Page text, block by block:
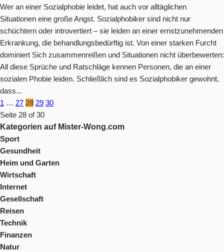
Wer an einer Sozialphobie leidet, hat auch vor alltäglichen
Situationen eine große Angst. Sozialphobiker sind nicht nur
schüchtern oder introvertiert – sie leiden an einer ernstzunehmenden
Erkrankung, die behandlungsbedürftig ist. Von einer starken Furcht
dominiert Sich zusammenreißen und Situationen nicht überbewerten:
All diese Sprüche und Ratschläge kennen Personen, die an einer
sozialen Phobie leiden. Schließlich sind es Sozialphobiker gewohnt,
dass...
1 … 27 28 29 30
Seite 28 of 30
Kategorien auf Mister-Wong.com
Sport
Gesundheit
Heim und Garten
Wirtschaft
Internet
Gesellschaft
Reisen
Technik
Finanzen
Natur